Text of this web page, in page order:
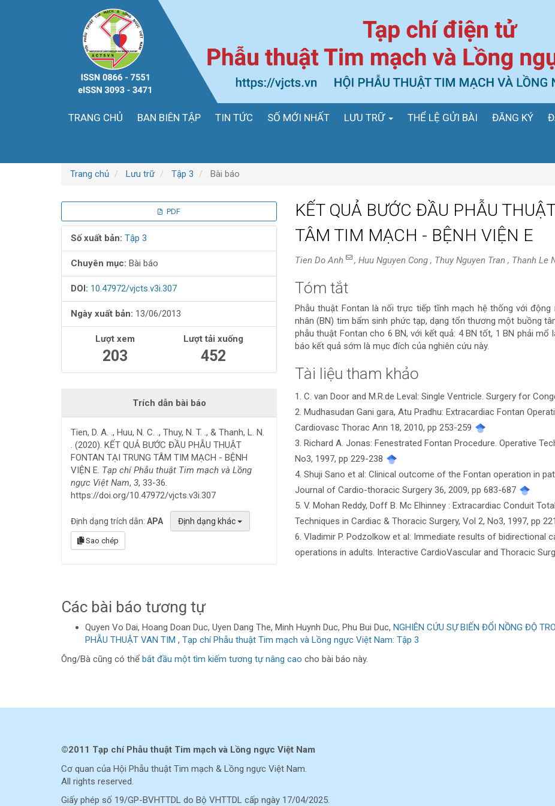
TRANG CHỦ BAN BIÊN TẬP TIN TỨC SỐ MỚI NHẤT LƯU TRỮ THỂ LỆ GỬI BÀI ĐĂNG KÝ
Trang chủ Lưu trữ Tập 3 Bài báo
Thanh
bên
bài
viết
PDF
Số xuất bản: Tập 3
Chuyên mục: Bài báo
DOI: 10.47972/vjcts.v3i.307
Ngày xuất bản: 13/06/2013
Lượt xem
203
Lượt tải xuống
452
Trích dẫn bài báo
Tien, D. A. ., Huu, N. C. ., Thuy, N. T. ., & Thanh, L. N.
. (2020). KẾT QUẢ BƯỚC ĐẦU PHẪU THUẬT
FONTAN TẠI TRUNG TÂM TIM MẠCH - BỆNH
VIỆN E. Tạp chí Phẫu thuật Tim mạch và Lồng
ngực Việt Nam, 3, 33-36.
https://doi.org/10.47972/vjcts.v3i.307
Định dạng trích dẫn: APA Định dạng khác
Sao chép
KẾT QUẢ BƯỚC ĐẦU PHẪU
TÂM TIM MẠCH - BỆNH VIỆN E
Tien Do Anh , Huu Nguyen Cong , Thuy Nguyen Tran , Thanh Le
Nội
dung
chính
của
bài
viết
Tóm tắt
Phẫu thuật Fontan là nối trực tiếp tĩnh mạch hệ thống với
nhân (BN) tim bẩm sinh phức tạp, dạng tổn thương một buồng
phẫu thuật Fontan cho 6 BN, với kết quả: 4 BN tốt, 1 BN phải
báo kết quả sớm là mục đích của nghiên cứu này.
Chi
tiết
bài
viết
Tài liệu tham khảo
1. C. van Door and M.R.de Leval: Single Ventricle. Surgery for
2. Mudhasudan Gani gara, Atu Pradhu: Extracardiac Fontan
Cardiovasc Thorac Ann 18, 2010, pp 253-259
3. Richard A. Jonas: Fenestrated Fontan Procedure. Operative
No3, 1997, pp 229-238
4. Shuji Sano et al: Clinical outcome of the Fontan operation in
Journal of Cardio-thoracic Surgery 36, 2009, pp 683-687
5. V. Mohan Reddy, Doff B. Mc Elhinney : Extracardiac Conduit
Techniques in Cardiac & Thoracic Surgery, Vol 2, No3, 1997, pp
6. Vladimir P. Podzolkow et al: Immediate results of bidirectional
operations in adults. Interactive CardioVascular and Thoracic
Các bài báo tương tự
Quyen Vo Dai, Hoang Doan Duc, Uyen Dang The, Minh Huynh Duc, Phu Bui Duc, NGHIÊN CỨU SỰ BIẾN ĐỔI NỒNG ĐỘ
PHẪU THUẬT VAN TIM , Tạp chí Phẫu thuật Tim mạch và Lồng ngực Việt Nam: Tập 3
Ông/Bà cũng có thể bắt đầu một tìm kiếm tương tự nâng cao cho bài báo này.
©2011 Tạp chí Phẫu thuật Tim mạch và Lồng ngực Việt Nam
Cơ quan của Hội Phẫu thuật Tim mạch & Lồng ngực Việt Nam.
All rights reserved.
Giấy phép số 19/GP-BVHTTDL do Bộ VHTTDL cấp ngày 17/04/2025.